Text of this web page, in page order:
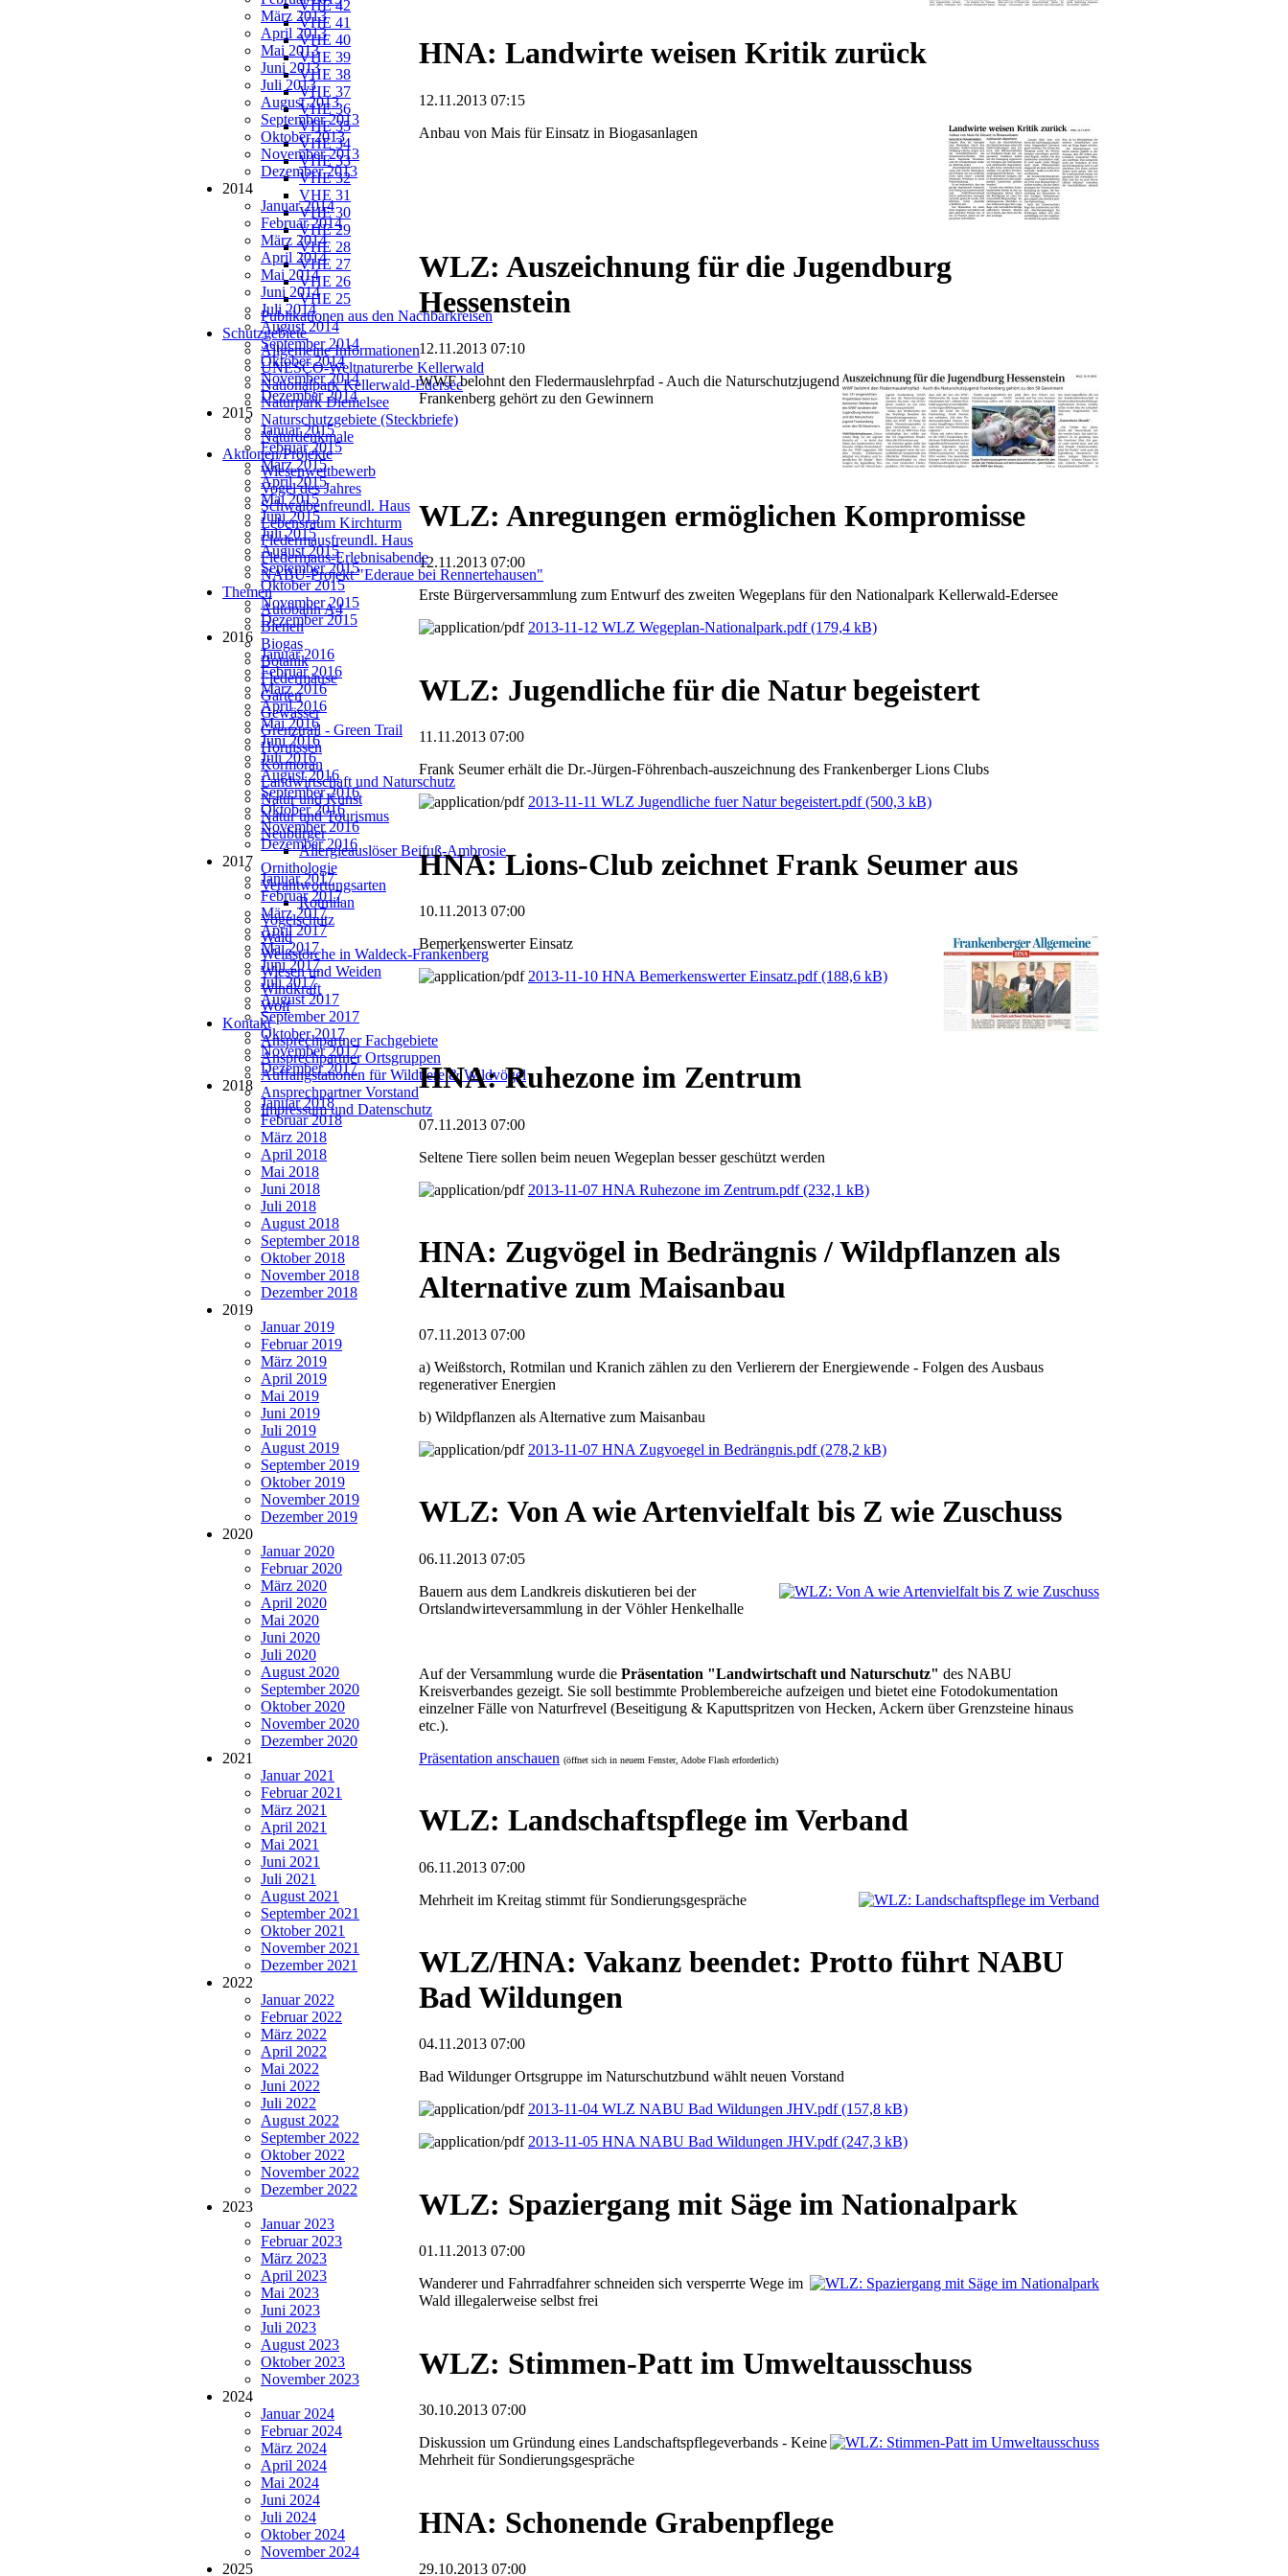
VHE 42
VHE 41
VHE 40
VHE 39
VHE 38
VHE 37
VHE 36
VHE 35
VHE 34
VHE 33
VHE 32
VHE 31
VHE 30
VHE 29
VHE 28
VHE 27
VHE 26
VHE 25
Publikationen aus den Nachbarkreisen
Schutzgebiete
Allgemeine Informationen
UNESCO-Weltnaturerbe Kellerwald
Nationalpark Kellerwald-Edersee
Naturpark Diemelsee
Naturschutzgebiete (Steckbriefe)
Naturdenkmale
Aktionen/Projekte
Wiesenwettbewerb
Vogel des Jahres
Schwalbenfreundl. Haus
Lebensraum Kirchturm
Fledermausfreundl. Haus
Fledermaus-Erlebnisabende
NABU-Projekt "Ederaue bei Rennertehausen"
Themen
Autobahn A4
Bienen
Biogas
Botanik
Fledermäuse
Garten
Gewässer
Grenztrail - Green Trail
Hornissen
Kormoran
Landwirtschaft und Naturschutz
Natur und Kunst
Natur und Tourismus
Neubürger
Allergieauslöser Beifuß-Ambrosie
Ornithologie
Verantwortungsarten
Rotmilan
Vogelschutz
Wald
Weißstörche in Waldeck-Frankenberg
Wiesen und Weiden
Windkraft
Wolf
Kontakt
Ansprechpartner Fachgebiete
Ansprechpartner Ortsgruppen
Auffangstationen für Wildtiere & Wildvögel
Ansprechpartner Vorstand
Impressum und Datenschutz
März 2013
April 2013
Mai 2013
Juni 2013
Juli 2013
August 2013
September 2013
Oktober 2013
November 2013
Dezember 2013
2014
Januar 2014
Februar 2014
März 2014
April 2014
Mai 2014
Juni 2014
Juli 2014
August 2014
September 2014
Oktober 2014
November 2014
Dezember 2014
2015
Januar 2015
Februar 2015
März 2015
April 2015
Mai 2015
Juni 2015
Juli 2015
August 2015
September 2015
Oktober 2015
November 2015
Dezember 2015
2016
Januar 2016
Februar 2016
März 2016
April 2016
Mai 2016
Juni 2016
Juli 2016
August 2016
September 2016
Oktober 2016
November 2016
Dezember 2016
2017
Januar 2017
Februar 2017
März 2017
April 2017
Mai 2017
Juni 2017
Juli 2017
August 2017
September 2017
Oktober 2017
November 2017
Dezember 2017
2018
Januar 2018
Februar 2018
März 2018
April 2018
Mai 2018
Juni 2018
Juli 2018
August 2018
September 2018
Oktober 2018
November 2018
Dezember 2018
2019
Januar 2019
Februar 2019
März 2019
April 2019
Mai 2019
Juni 2019
Juli 2019
August 2019
September 2019
Oktober 2019
November 2019
Dezember 2019
2020
Januar 2020
Februar 2020
März 2020
April 2020
Mai 2020
Juni 2020
Juli 2020
August 2020
September 2020
Oktober 2020
November 2020
Dezember 2020
2021
Januar 2021
Februar 2021
März 2021
April 2021
Mai 2021
Juni 2021
Juli 2021
August 2021
September 2021
Oktober 2021
November 2021
Dezember 2021
2022
Januar 2022
Februar 2022
März 2022
April 2022
Mai 2022
Juni 2022
Juli 2022
August 2022
September 2022
Oktober 2022
November 2022
Dezember 2022
2023
Januar 2023
Februar 2023
März 2023
April 2023
Mai 2023
Juni 2023
Juli 2023
August 2023
Oktober 2023
November 2023
2024
Januar 2024
Februar 2024
März 2024
April 2024
Mai 2024
Juni 2024
Juli 2024
Oktober 2024
November 2024
2025
HNA: Landwirte weisen Kritik zurück
12.11.2013 07:15
Anbau von Mais für Einsatz in Biogasanlagen
WLZ: Auszeichnung für die Jugendburg
Hessenstein
12.11.2013 07:10
WWF belohnt den Fledermauslehrpfad - Auch die Naturschutzjugend
Frankenberg gehört zu den Gewinnern
WLZ: Anregungen ermöglichen Kompromisse
12.11.2013 07:00
Erste Bürgerversammlung zum Entwurf des zweiten Wegeplans für den Nationalpark Kellerwald-Edersee
2013-11-12 WLZ Wegeplan-Nationalpark.pdf(179,4 kB)
WLZ: Jugendliche für die Natur begeistert
11.11.2013 07:00
Frank Seumer erhält die Dr.-Jürgen-Föhrenbach-auszeichnung des Frankenberger Lions Clubs
2013-11-11 WLZ Jugendliche fuer Natur begeistert.pdf(500,3 kB)
HNA: Lions-Club zeichnet Frank Seumer aus
10.11.2013 07:00
Bemerkenswerter Einsatz
2013-11-10 HNA Bemerkenswerter Einsatz.pdf(188,6 kB)
HNA: Ruhezone im Zentrum
07.11.2013 07:00
Seltene Tiere sollen beim neuen Wegeplan besser geschützt werden
2013-11-07 HNA Ruhezone im Zentrum.pdf(232,1 kB)
HNA: Zugvögel in Bedrängnis / Wildpflanzen als
Alternative zum Maisanbau
07.11.2013 07:00
a) Weißstorch, Rotmilan und Kranich zählen zu den Verlierern der Energiewende - Folgen des Ausbaus
regenerativer Energien
b) Wildpflanzen als Alternative zum Maisanbau
2013-11-07 HNA Zugvoegel in Bedrängnis.pdf(278,2 kB)
WLZ: Von A wie Artenvielfalt bis Z wie Zuschuss
06.11.2013 07:05
Bauern aus dem Landkreis diskutieren bei der
Ortslandwirteversammlung in der Vöhler Henkelhalle
Auf der Versammlung wurde die Präsentation "Landwirtschaft und Naturschutz" des NABU
Kreisverbandes gezeigt. Sie soll bestimmte Problembereiche aufzeigen und bietet eine Fotodokumentation
einzelner Fälle von Naturfrevel (Beseitigung & Kaputtspritzen von Hecken, Ackern über Grenzsteine hinaus
etc.).
Präsentation anschauen (öffnet sich in neuem Fenster, Adobe Flash erforderlich)
WLZ: Landschaftspflege im Verband
06.11.2013 07:00
Mehrheit im Kreitag stimmt für Sondierungsgespräche
WLZ/HNA: Vakanz beendet: Protto führt NABU
Bad Wildungen
04.11.2013 07:00
Bad Wildunger Ortsgruppe im Naturschutzbund wählt neuen Vorstand
2013-11-04 WLZ NABU Bad Wildungen JHV.pdf(157,8 kB)
2013-11-05 HNA NABU Bad Wildungen JHV.pdf(247,3 kB)
WLZ: Spaziergang mit Säge im Nationalpark
01.11.2013 07:00
Wanderer und Fahrradfahrer schneiden sich versperrte Wege im
Wald illegalerweise selbst frei
WLZ: Stimmen-Patt im Umweltausschuss
30.10.2013 07:00
Diskussion um Gründung eines Landschaftspflegeverbands - Keine
Mehrheit für Sondierungsgespräche
HNA: Schonende Grabenpflege
29.10.2013 07:00